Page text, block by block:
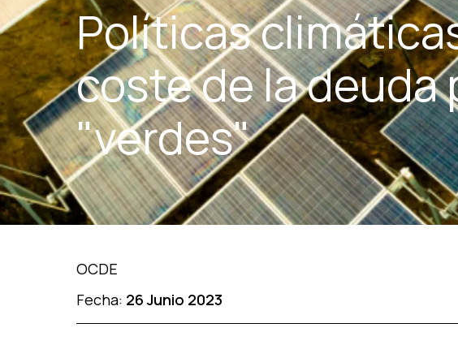
Políticas
coste de la deuda
"verdes"
OCDE
Fecha: 26 Junio 2023